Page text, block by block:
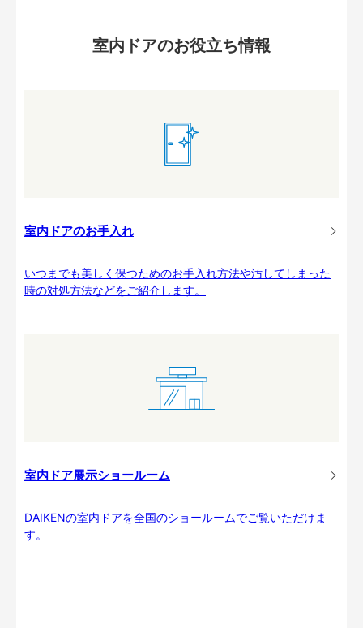
室内ドアのお役立ち情報
室内ドアのお手入れ
いつまでも美しく保つためのお手入れ方法や汚してしまった
時の対処方法などをご紹介します。
室内ドア展示ショールーム
DAIKENの室内ドアを全国のショールームでご覧いただけま
す。